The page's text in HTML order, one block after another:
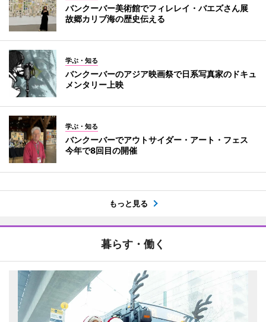
バンクーバー美術館でフィレレイ・バエズさん展
故郷カリブ海の歴史伝える
学ぶ・知る
バンクーバーのアジア映画祭で日系写真家のドキュ
メンタリー上映
学ぶ・知る
バンクーバーでアウトサイダー・アート・フェス
今年で8回目の開催
もっと見る
暮らす・働く